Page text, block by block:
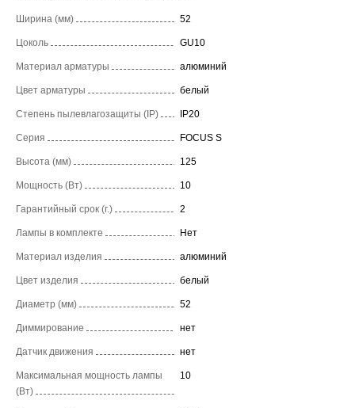
Ширина (мм) 52
Цоколь GU10
Материал арматуры алюминий
Цвет арматуры белый
Степень пылевлагозащиты (IP) IP20
Серия FOCUS S
Высота (мм) 125
Мощность (Вт) 10
Гарантийный срок (г.) 2
Лампы в комплекте Нет
Материал изделия алюминий
Цвет изделия белый
Диаметр (мм) 52
Диммирование нет
Датчик движения нет
Максимальная мощность лампы
(Вт)
10